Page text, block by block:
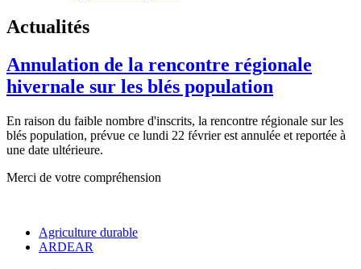
Actualités
Annulation de la rencontre régionale
hivernale sur les blés population
En raison du faible nombre d'inscrits, la rencontre régionale sur les
blés population, prévue ce lundi 22 février est annulée et reportée à
une date ultérieure.
Merci de votre compréhension
Agriculture durable
ARDEAR